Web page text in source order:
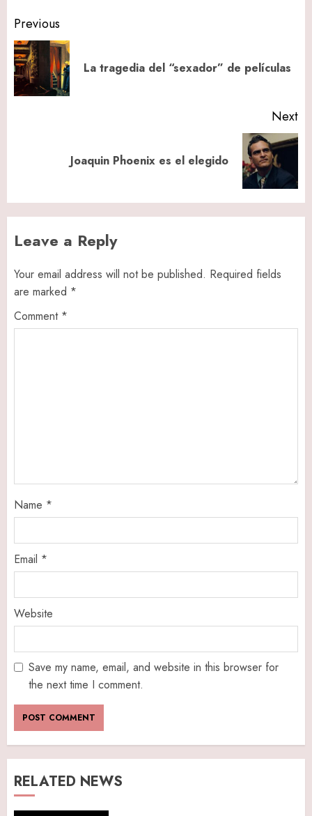
Post
navigation
Previous
La tragedia del “sexador” de películas
Next
Joaquin Phoenix es el elegido
Leave a Reply
Your email address will not be published. Required fields
are marked *
Comment *
Name *
Email *
Website
Save my name, email, and website in this browser for
the next time I comment.
RELATED NEWS